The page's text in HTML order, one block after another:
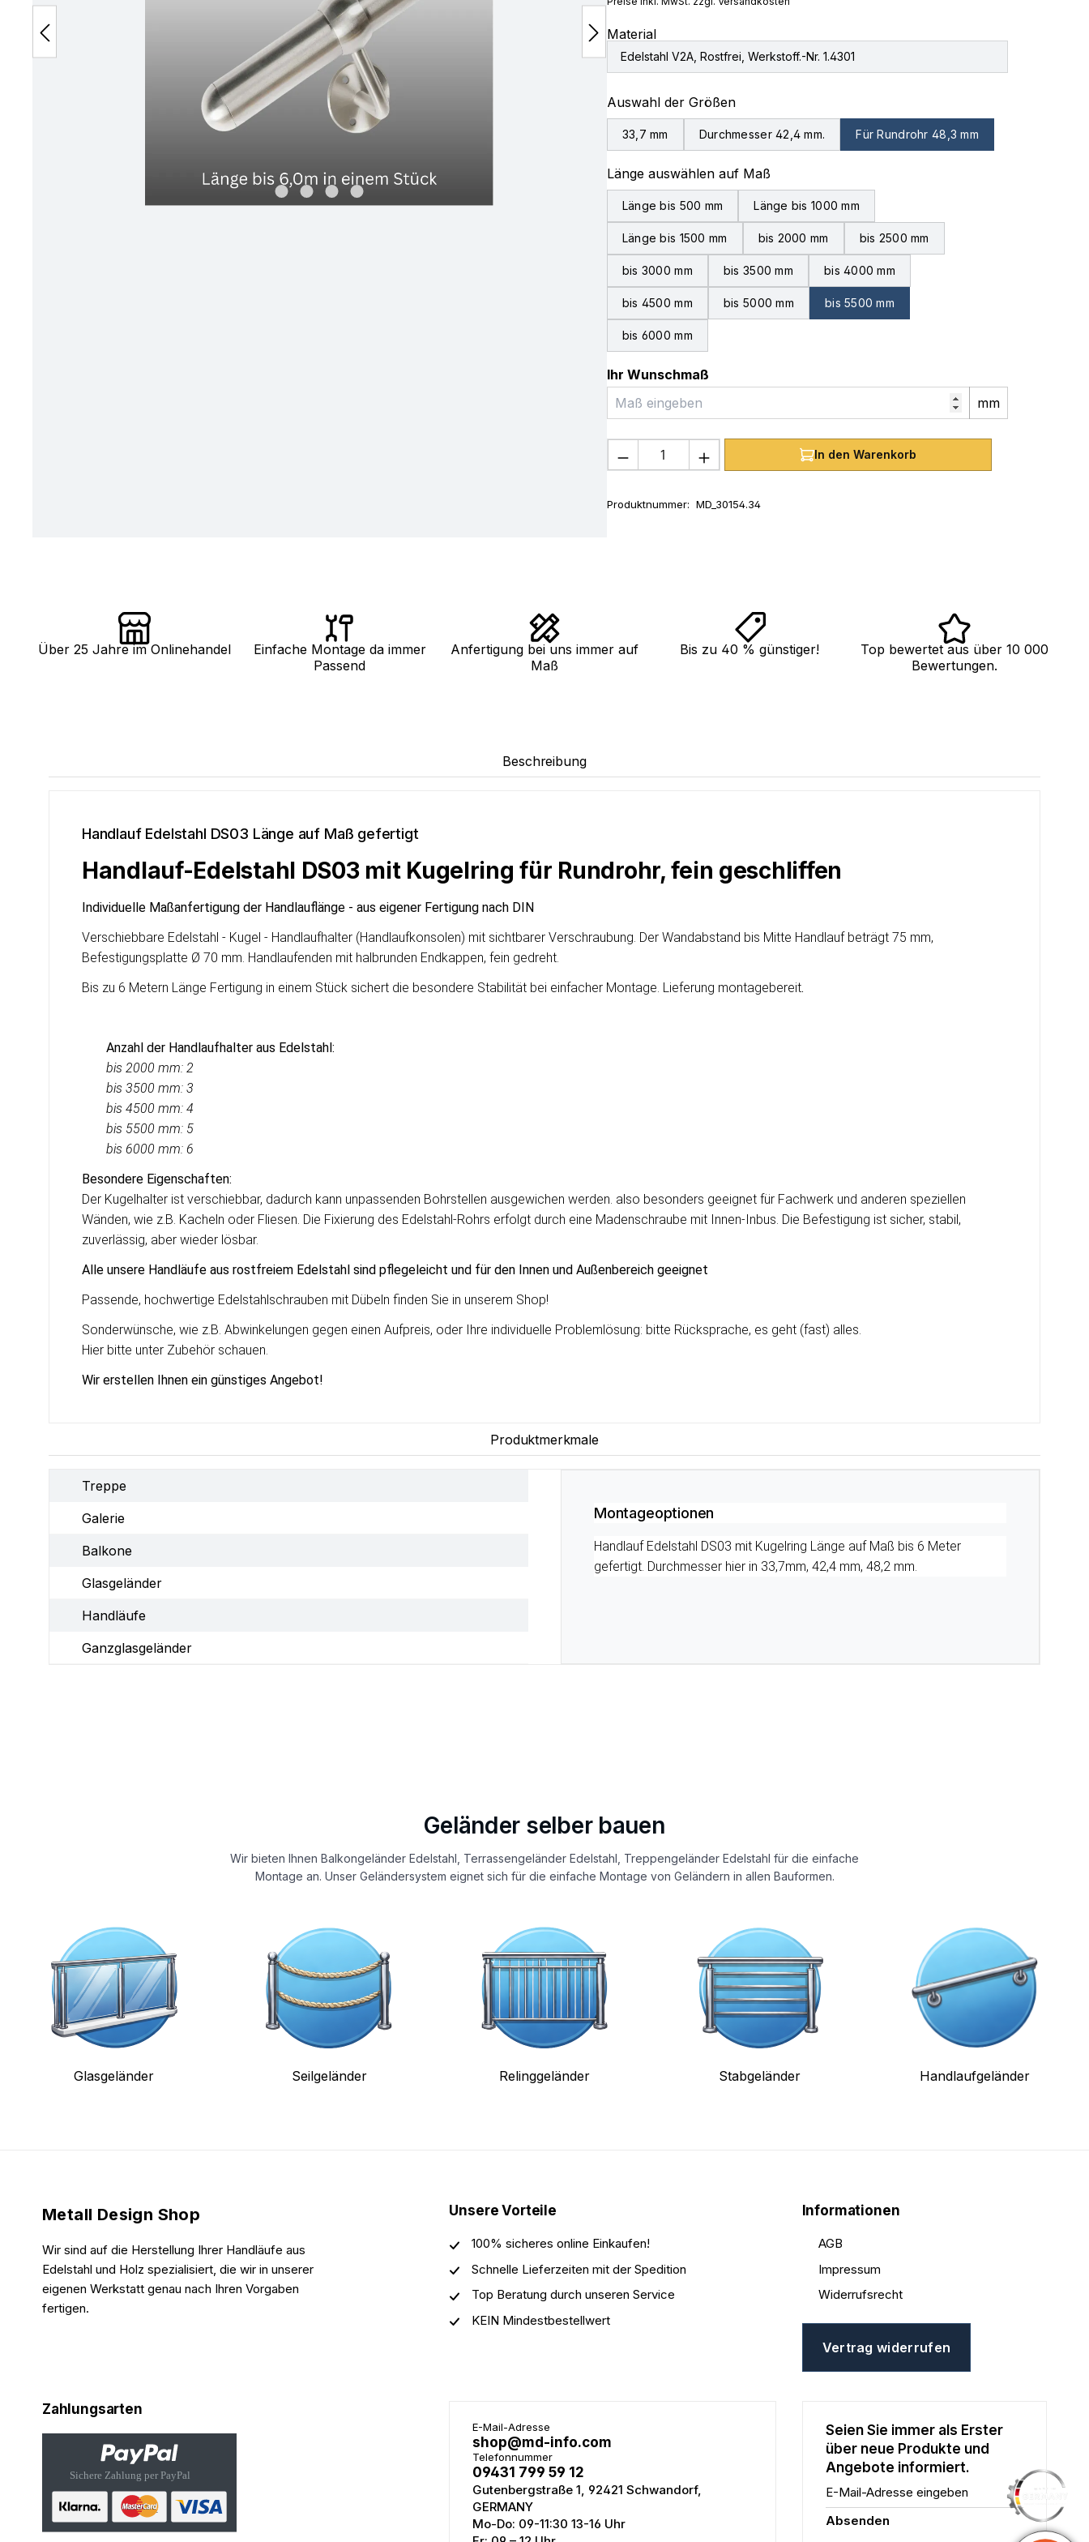
Material
Edelstahl V2A, Rostfrei, Werkstoff.-Nr. 1.4301
Auswahl der Größenauswählen
33,7 mm Durchmesser 42,4 mm. Für Rundrohr 48,3 mm
Länge auswählen auf Maßauswählen
Länge bis 500 mm Länge bis 1000 mm
Länge bis 1500 mm bis 2000 mm bis 2500 mm
bis 3000 mm bis 3500 mm bis 4000 mm
bis 4500 mm bis 5000 mm bis 5500 mm
bis 6000 mm
Ihr Wunschmaß
mm
Produkt Anzahl: Gib den gewünschten Wert ein
In den Warenkorb
Produktnummer: MD_30154.34
Über 25 Jahre im Onlinehandel
Einfache Montage da immer
Passend
Anfertigung bei uns immer auf
Maß
Bis zu 40 % günstiger!
Top bewertet aus über 10 000
Bewertungen.
Beschreibung
Handlauf Edelstahl DS03 Länge auf Maß gefertigt
Handlauf-Edelstahl DS03 mit Kugelring für Rundrohr, fein geschliffen
Individuelle Maßanfertigung der Handlauflänge - aus eigener Fertigung nach DIN
Verschiebbare Edelstahl - Kugel - Handlaufhalter (Handlaufkonsolen) mit sichtbarer Verschraubung. Der Wandabstand bis Mitte Handlauf beträgt 75 mm,
Befestigungsplatte Ø 70 mm. Handlaufenden mit halbrunden Endkappen, fein gedreht.
Bis zu 6 Metern Länge Fertigung in einem Stück sichert die besondere Stabilität bei einfacher Montage. Lieferung montagebereit.
Anzahl der Handlaufhalter aus Edelstahl:
bis 2000 mm: 2
bis 3500 mm: 3
bis 4500 mm: 4
bis 5500 mm: 5
bis 6000 mm: 6
Besondere Eigenschaften:
Der Kugelhalter ist verschiebbar, dadurch kann unpassenden Bohrstellen ausgewichen werden. also besonders geeignet für Fachwerk und anderen speziellen
Wänden, wie z.B. Kacheln oder Fliesen. Die Fixierung des Edelstahl-Rohrs erfolgt durch eine Madenschraube mit Innen-Inbus. Die Befestigung ist sicher, stabil,
zuverlässig, aber wieder lösbar.
Alle unsere Handläufe aus rostfreiem Edelstahl sind pflegeleicht und für den Innen und Außenbereich geeignet
Passende, hochwertige Edelstahlschrauben mit Dübeln finden Sie in unserem Shop!
Sonderwünsche, wie z.B. Abwinkelungen gegen einen Aufpreis, oder Ihre individuelle Problemlösung: bitte Rücksprache, es geht (fast) alles.
Hier bitte unter Zubehör schauen.
Wir erstellen Ihnen ein günstiges Angebot!
Produktmerkmale
Treppe
Galerie
Balkone
Glasgeländer
Handläufe
Ganzglasgeländer
Montageoptionen
Handlauf Edelstahl DS03 mit Kugelring Länge auf Maß bis 6 Meter
gefertigt. Durchmesser hier in 33,7mm, 42,4 mm, 48,2 mm.
Geländer selber bauen
Wir bieten Ihnen Balkongeländer Edelstahl, Terrassengeländer Edelstahl, Treppengeländer Edelstahl für die einfache
Montage an. Unser Geländersystem eignet sich für die einfache Montage von Geländern in allen Bauformen.
Glasgeländer Seilgeländer Relinggeländer Stabgeländer Handlaufgeländer
Metall Design Shop
Wir sind auf die Herstellung Ihrer Handläufe aus
Edelstahl und Holz spezialisiert, die wir in unserer
eigenen Werkstatt genau nach Ihren Vorgaben
fertigen.
Unsere Vorteile
100% sicheres online Einkaufen!
Schnelle Lieferzeiten mit der Spedition
Top Beratung durch unseren Service
KEIN Mindestbestellwert
Informationen
AGB
Impressum
Widerrufsrecht
Vertrag widerrufen
Zahlungsarten
E-Mail-Adresse
shop@md-info.com
Telefonnummer
09431 799 59 12
Gutenbergstraße 1, 92421 Schwandorf,
GERMANY
Mo-Do: 09-11:30 13-16 Uhr
Seien Sie immer als Erster
über neue Produkte und
Angebote informiert.
E-Mail-Adresse eingeben
Absenden